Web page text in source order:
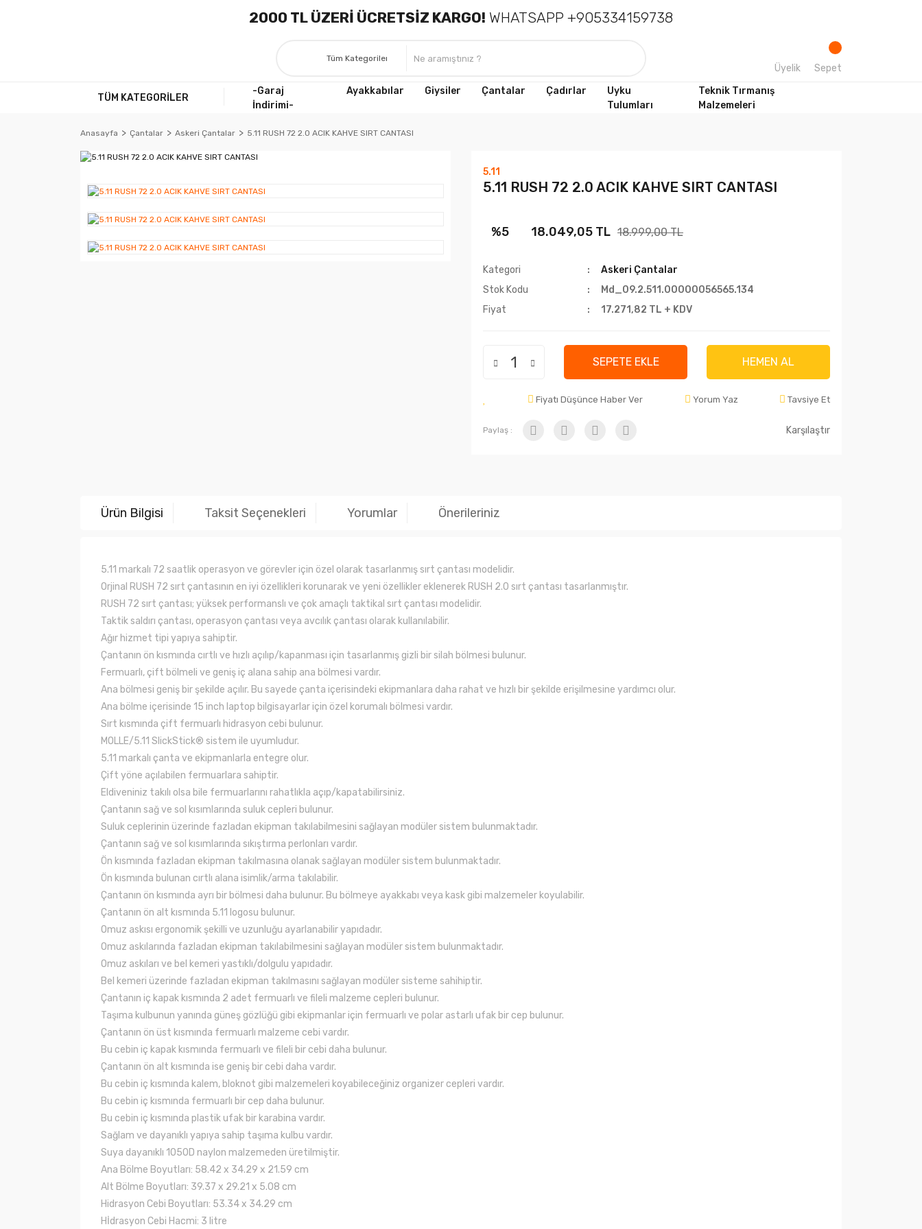
2000 TL ÜZERİ ÜCRETSİZ KARGO! WHATSAPP +905334159738
Üyelik Sepet
TÜM KATEGORİLER
-Garaj
İndirimi-
Ayakkabılar Giysiler Çantalar Çadırlar
Uyku
Tulumları
Teknik Tırmanış
Malzemeleri
Anasayfa Çantalar Askeri Çantalar 5.11 RUSH 72 2.0 ACIK KAHVE SIRT CANTASI
5.11
5.11 RUSH 72 2.0 ACIK KAHVE SIRT CANTASI
%5 18.049,05 TL 18.999,00 TL
Kategori
Askeri Çantalar
Stok Kodu
Md_09.2.511.00000056565.134
Fiyat
17.271,82 TL + KDV
SEPETE EKLE HEMEN AL
Fiyatı Düşünce Haber Ver Yorum Yaz Tavsiye Et
Paylaş : Karşılaştır
Ürün Bilgisi Taksit Seçenekleri Yorumlar Önerileriniz
5.11 markalı 72 saatlik operasyon ve görevler için özel olarak tasarlanmış sırt çantası modelidir.
Orjinal RUSH 72 sırt çantasının en iyi özellikleri korunarak ve yeni özellikler eklenerek RUSH 2.0 sırt çantası tasarlanmıştır.
RUSH 72 sırt çantası; yüksek performanslı ve çok amaçlı taktikal sırt çantası modelidir.
Taktik saldırı çantası, operasyon çantası veya avcılık çantası olarak kullanılabilir.
Ağır hizmet tipi yapıya sahiptir.
Çantanın ön kısmında cırtlı ve hızlı açılıp/kapanması için tasarlanmış gizli bir silah bölmesi bulunur.
Fermuarlı, çift bölmeli ve geniş iç alana sahip ana bölmesi vardır.
Ana bölmesi geniş bir şekilde açılır. Bu sayede çanta içerisindeki ekipmanlara daha rahat ve hızlı bir şekilde erişilmesine yardımcı olur.
Ana bölme içerisinde 15 inch laptop bilgisayarlar için özel korumalı bölmesi vardır.
Sırt kısmında çift fermuarlı hidrasyon cebi bulunur.
MOLLE/5.11 SlickStick® sistem ile uyumludur.
5.11 markalı çanta ve ekipmanlarla entegre olur.
Çift yöne açılabilen fermuarlara sahiptir.
Eldiveniniz takılı olsa bile fermuarlarını rahatlıkla açıp/kapatabilirsiniz.
Çantanın sağ ve sol kısımlarında suluk cepleri bulunur.
Suluk ceplerinin üzerinde fazladan ekipman takılabilmesini sağlayan modüler sistem bulunmaktadır.
Çantanın sağ ve sol kısımlarında sıkıştırma perlonları vardır.
Ön kısmında fazladan ekipman takılmasına olanak sağlayan modüler sistem bulunmaktadır.
Ön kısmında bulunan cırtlı alana isimlik/arma takılabilir.
Çantanın ön kısmında ayrı bir bölmesi daha bulunur. Bu bölmeye ayakkabı veya kask gibi malzemeler koyulabilir.
Çantanın ön alt kısmında 5.11 logosu bulunur.
Omuz askısı ergonomik şekilli ve uzunluğu ayarlanabilir yapıdadır.
Omuz askılarında fazladan ekipman takılabilmesini sağlayan modüler sistem bulunmaktadır.
Omuz askıları ve bel kemeri yastıklı/dolgulu yapıdadır.
Bel kemeri üzerinde fazladan ekipman takılmasını sağlayan modüler sisteme sahihiptir.
Çantanın iç kapak kısmında 2 adet fermuarlı ve fileli malzeme cepleri bulunur.
Taşıma kulbunun yanında güneş gözlüğü gibi ekipmanlar için fermuarlı ve polar astarlı ufak bir cep bulunur.
Çantanın ön üst kısmında fermuarlı malzeme cebi vardır.
Bu cebin iç kapak kısmında fermuarlı ve fileli bir cebi daha bulunur.
Çantanın ön alt kısmında ise geniş bir cebi daha vardır.
Bu cebin iç kısmında kalem, bloknot gibi malzemeleri koyabileceğiniz organizer cepleri vardır.
Bu cebin iç kısmında fermuarlı bir cep daha bulunur.
Bu cebin iç kısmında plastik ufak bir karabina vardır.
Sağlam ve dayanıklı yapıya sahip taşıma kulbu vardır.
Suya dayanıklı 1050D naylon malzemeden üretilmiştir.
Ana Bölme Boyutları: 58.42 x 34.29 x 21.59 cm
Alt Bölme Boyutları: 39.37 x 29.21 x 5.08 cm
Hidrasyon Cebi Boyutları: 53.34 x 34.29 cm
Hİdrasyon Cebi Hacmi: 3 litre